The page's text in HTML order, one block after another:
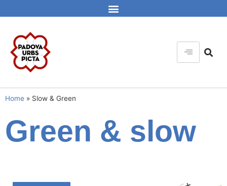
Home » Slow & Green
Green & slow